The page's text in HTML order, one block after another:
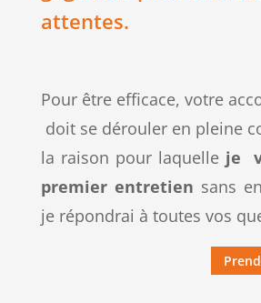
attentes.
Pour être efficace, votre
doit se dérouler en pleine
la raison pour laquelle je
premier entretien sans
je répondrai à toutes vos